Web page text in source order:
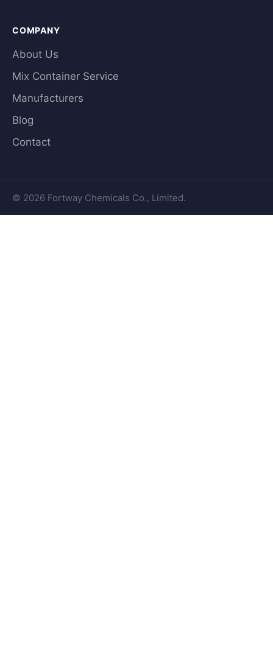
COMPANY
About Us
Mix Container Service
Manufacturers
Blog
Contact
© 2026 Fortway Chemicals Co., Limited.